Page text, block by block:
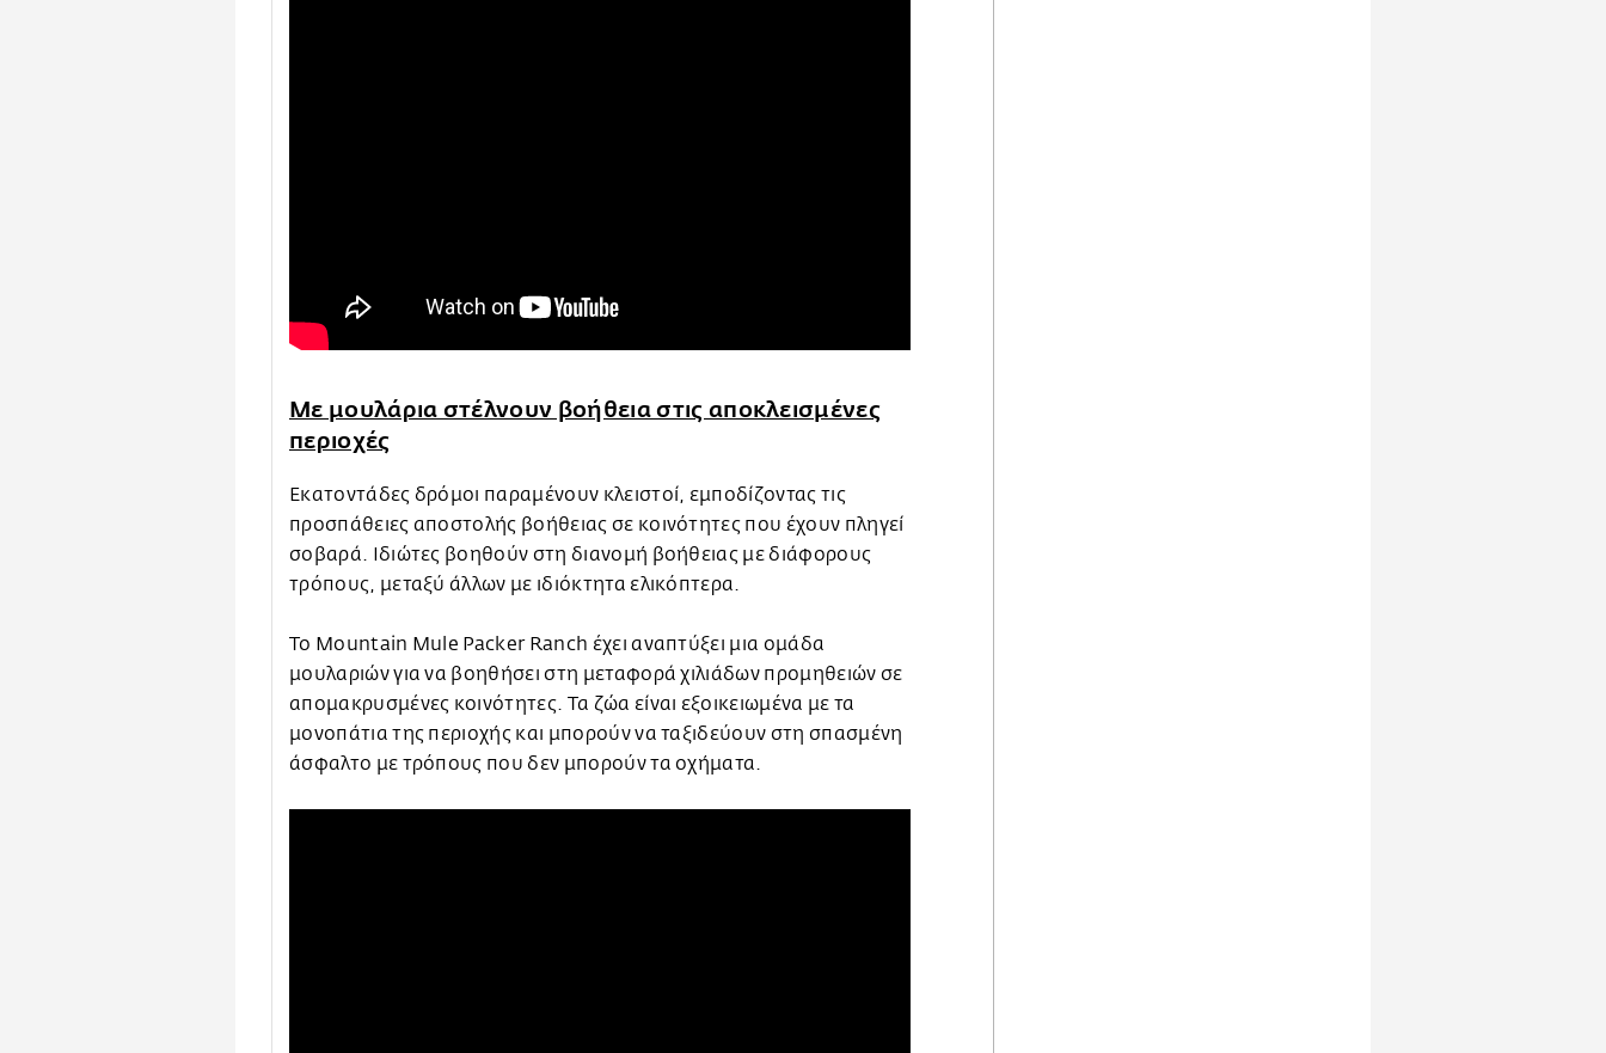
Με μουλάρια στέλνουν βοήθεια στις αποκλεισμένες
περιοχές
Εκατοντάδες δρόμοι παραμένουν κλειστοί, εμποδίζοντας τις
προσπάθειες αποστολής βοήθειας σε κοινότητες που έχουν πληγεί
σοβαρά. Ιδιώτες βοηθούν στη διανομή βοήθειας με διάφορους
τρόπους, μεταξύ άλλων με ιδιόκτητα ελικόπτερα.
Το Mountain Mule Packer Ranch έχει αναπτύξει μια ομάδα
μουλαριών για να βοηθήσει στη μεταφορά χιλιάδων προμηθειών σε
απομακρυσμένες κοινότητες. Τα ζώα είναι εξοικειωμένα με τα
μονοπάτια της περιοχής και μπορούν να ταξιδεύουν στη σπασμένη
άσφαλτο με τρόπους που δεν μπορούν τα οχήματα.